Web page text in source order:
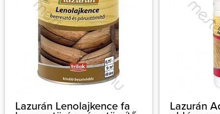
Lazurán Lenolajkence fa Lazurán